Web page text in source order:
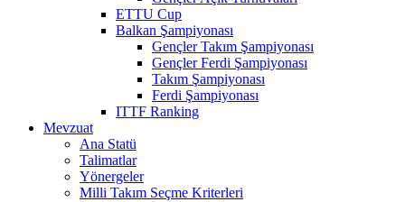
ETTU Cup
Balkan Şampiyonası
Gençler Takım Şampiyonası
Gençler Ferdi Şampiyonası
Takım Şampiyonası
Ferdi Şampiyonası
ITTF Ranking
Mevzuat
Ana Statü
Talimatlar
Yönergeler
Milli Takım Seçme Kriterleri